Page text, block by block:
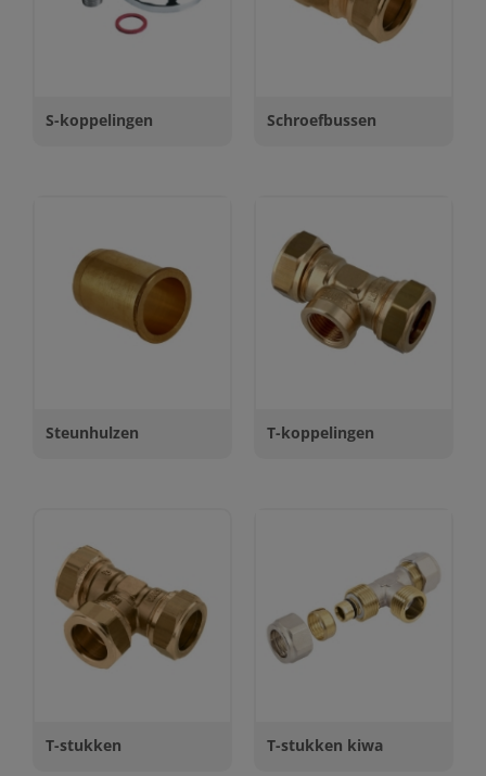
S-koppelingen Schroefbussen
Steunhulzen T-koppelingen
T-stukken T-stukken kiwa